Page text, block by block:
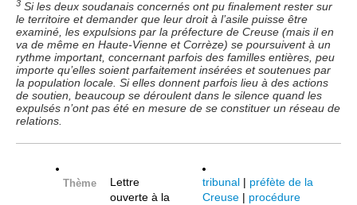
3 Si les deux soudanais concernés ont pu finalement rester sur
le territoire et demander que leur droit à l’asile puisse être
examiné, les expulsions par la préfecture de Creuse (mais il en
va de même en Haute-Vienne et Corrèze) se poursuivent à un
rythme important, concernant parfois des familles entières, peu
importe qu’elles soient parfaitement insérées et soutenues par
la population locale. Si elles donnent parfois lieu à des actions
de soutien, beaucoup se déroulent dans le silence quand les
expulsés n’ont pas été en mesure de se constituer un réseau de
relations.
Thème
Lettre
ouverte à la
tribunal | préfète de la
Creuse | procédure